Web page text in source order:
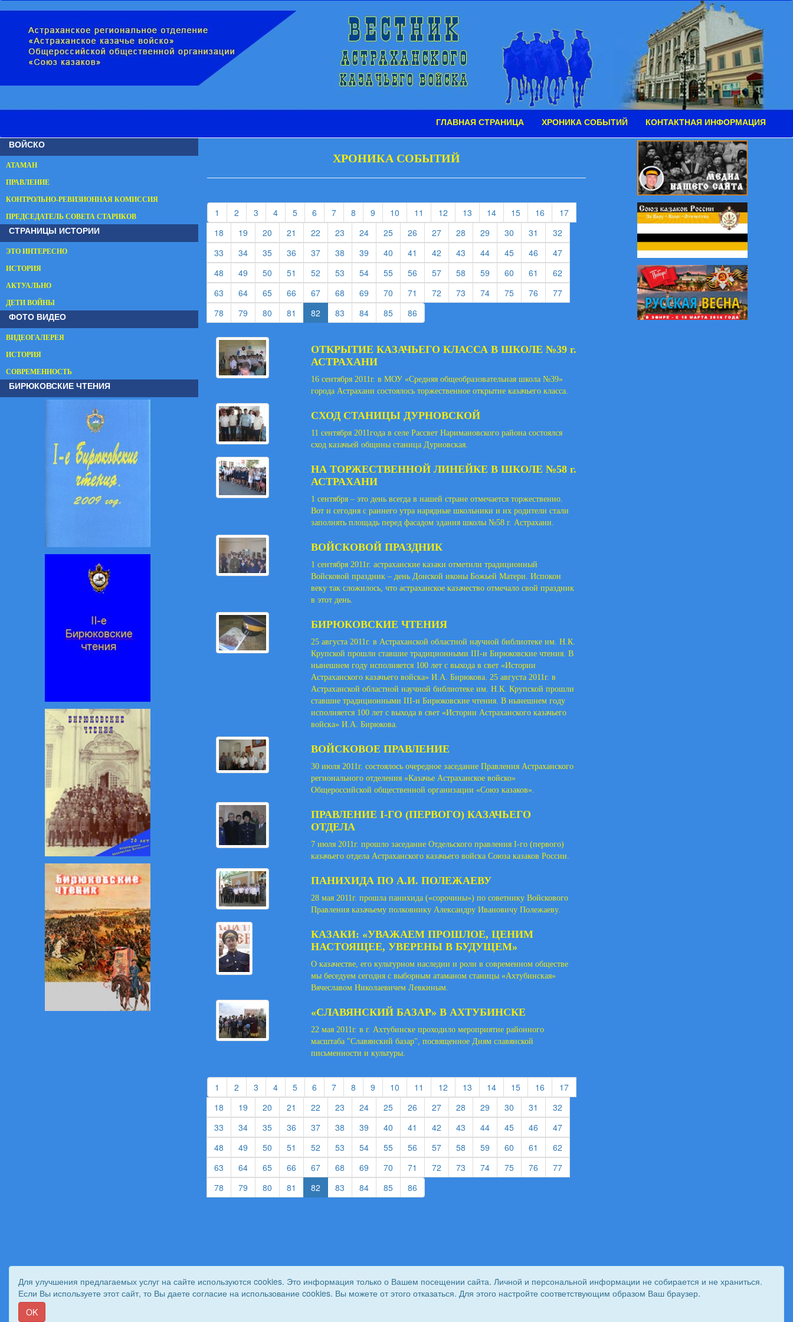
ГЛАВНАЯ СТРАНИЦА ХРОНИКА СОБЫТИЙ КОНТАКТНАЯ ИНФОРМАЦИЯ
ВОЙСКО
АТАМАН
ПРАВЛЕНИЕ
КОНТРОЛЬНО-РЕВИЗИОННАЯ КОМИССИЯ
ПРЕДСЕДАТЕЛЬ СОВЕТА СТАРИКОВ
СТРАНИЦЫ ИСТОРИИ
ЭТО ИНТЕРЕСНО
ИСТОРИЯ
АКТУАЛЬНО
ДЕТИ ВОЙНЫ
ФОТО ВИДЕО
ВИДЕОГАЛЕРЕЯ
ИСТОРИЯ
СОВРЕМЕННОСТЬ
БИРЮКОВСКИЕ ЧТЕНИЯ
ХРОНИКА СОБЫТИЙ
1 (current)
2 (current)
3 (current)
4(current)
5(current)
6 (current)
7(current)
8 (current)
9 (current)
10 (current)
11 (current)
12 (current)
13 (current)
14(current)
15(current)
16 (current)
17(current)
18 (current)
19 (current)
20 (current)
21 (current)
22 (current)
23 (current)
24(current)
25(current)
26 (current)
27(current)
28 (current)
29 (current)
30 (current)
31 (current)
32
33 (current)
34(current)
35(current)
36 (current)
37(current)
38 (current)
39 (current)
40 (current)
41 (current)
42 (current)
43 (current)
44(current)
45(current)
46 (current)
47(current)
48 (current)
49 (current)
50 (current)
51 (current)
52 (current)
53 (current)
54(current)
55(current)
56 (current)
57(current)
58 (current)
59 (current)
60 (current)
61 (current)
62
63 (current)
64(current)
65(current)
66 (current)
67(current)
68 (current)
69 (current)
70 (current)
71 (current)
72 (current)
73 (current)
74(current)
75(current)
76 (current)
77(current)
78 (current)
79 (current)
80 (current)
81 (current)
82 83 (current)
84(current)
85(current)
86
ОТКРЫТИЕ КАЗАЧЬЕГО КЛАССА В ШКОЛЕ №39 г.
АСТРАХАНИ
16 сентября 2011г. в МОУ «Средняя общеобразовательная школа №39»
города Астрахани состоялось торжественное открытие казачьего класса.
СХОД СТАНИЦЫ ДУРНОВСКОЙ
11 сентября 2011года в селе Рассвет Наримановского района состоялся
сход казачьей общины станица Дурновская.
НА ТОРЖЕСТВЕННОЙ ЛИНЕЙКЕ В ШКОЛЕ №58 г.
АСТРАХАНИ
1 сентября – это день всегда в нашей стране отмечается торжественно.
Вот и сегодня с раннего утра нарядные школьники и их родители стали
заполнять площадь перед фасадом здания школы №58 г. Астрахани.
ВОЙСКОВОЙ ПРАЗДНИК
1 сентября 2011г. астраханские казаки отметили традиционный
Войсковой праздник – день Донской иконы Божьей Матери. Испокон
веку так сложилось, что астраханское казачество отмечало свой праздник
в этот день.
БИРЮКОВСКИЕ ЧТЕНИЯ
25 августа 2011г. в Астраханской областной научной библиотеке им. Н.К.
Крупской прошли ставшие традиционными III-и Бирюковские чтения. В
нынешнем году исполняется 100 лет с выхода в свет «Истории
Астраханского казачьего войска» И.А. Бирюкова. 25 августа 2011г. в
Астраханской областной научной библиотеке им. Н.К. Крупской прошли
ставшие традиционными III-и Бирюковские чтения. В нынешнем году
исполняется 100 лет с выхода в свет «Истории Астраханского казачьего
войска» И.А. Бирюкова.
ВОЙСКОВОЕ ПРАВЛЕНИЕ
30 июля 2011г. состоялось очередное заседание Правления Астраханского
регионального отделения «Казачье Астраханское войско»
Общероссийской общественной организации «Союз казаков».
ПРАВЛЕНИЕ I-ГО (ПЕРВОГО) КАЗАЧЬЕГО
ОТДЕЛА
7 июля 2011г. прошло заседание Отдельского правления I-го (первого)
казачьего отдела Астраханского казачьего войска Союза казаков России.
ПАНИХИДА ПО А.И. ПОЛЕЖАЕВУ
28 мая 2011г. прошла панихида («сорочины») по советнику Войскового
Правления казачьему полковнику Александру Ивановичу Полежаеву.
КАЗАКИ: «УВАЖАЕМ ПРОШЛОЕ, ЦЕНИМ
НАСТОЯЩЕЕ, УВЕРЕНЫ В БУДУЩЕМ»
О казачестве, его культурном наследии и роли в современном обществе
мы беседуем сегодня с выборным атаманом станицы «Ахтубинская»
Вячеславом Николаевичем Левкиным.
«СЛАВЯНСКИЙ БАЗАР» В АХТУБИНСКЕ
22 мая 2011г. в г. Ахтубинске проходило мероприятие районного
масштаба "Славянский базар", посвященное Дням славянской
письменности и культуры.
1 (current)
2 (current)
3 (current)
4(current)
5(current)
6 (current)
7(current)
8 (current)
9 (current)
10 (current)
11 (current)
12 (current)
13 (current)
14(current)
15(current)
16 (current)
17(current)
18 (current)
19 (current)
20 (current)
21 (current)
22 (current)
23 (current)
24(current)
25(current)
26 (current)
27(current)
28 (current)
29 (current)
30 (current)
31 (current)
32
33 (current)
34(current)
35(current)
36 (current)
37(current)
38 (current)
39 (current)
40 (current)
41 (current)
42 (current)
43 (current)
44(current)
45(current)
46 (current)
47(current)
48 (current)
49 (current)
50 (current)
51 (current)
52 (current)
53 (current)
54(current)
55(current)
56 (current)
57(current)
58 (current)
59 (current)
60 (current)
61 (current)
62
63 (current)
64(current)
65(current)
66 (current)
67(current)
68 (current)
69 (current)
70 (current)
71 (current)
72 (current)
73 (current)
74(current)
75(current)
76 (current)
77(current)
78 (current)
79 (current)
80 (current)
81 (current)
82 83 (current)
84(current)
85(current)
86
Для улучшения предлагаемых услуг на сайте используются cookies. Это информация только о Вашем посещении сайта. Личной и персональной информации не собирается и не храниться.
Если Вы используете этот сайт, то Вы даете согласие на использование cookies. Вы можете от этого отказаться. Для этого настройте соответствующим образом Ваш браузер.
OK